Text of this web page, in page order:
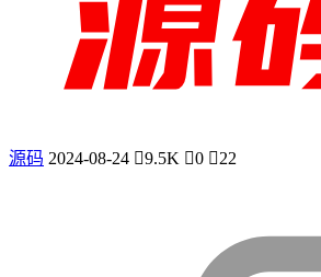
源码 2024-08-24 9.5K 0 22